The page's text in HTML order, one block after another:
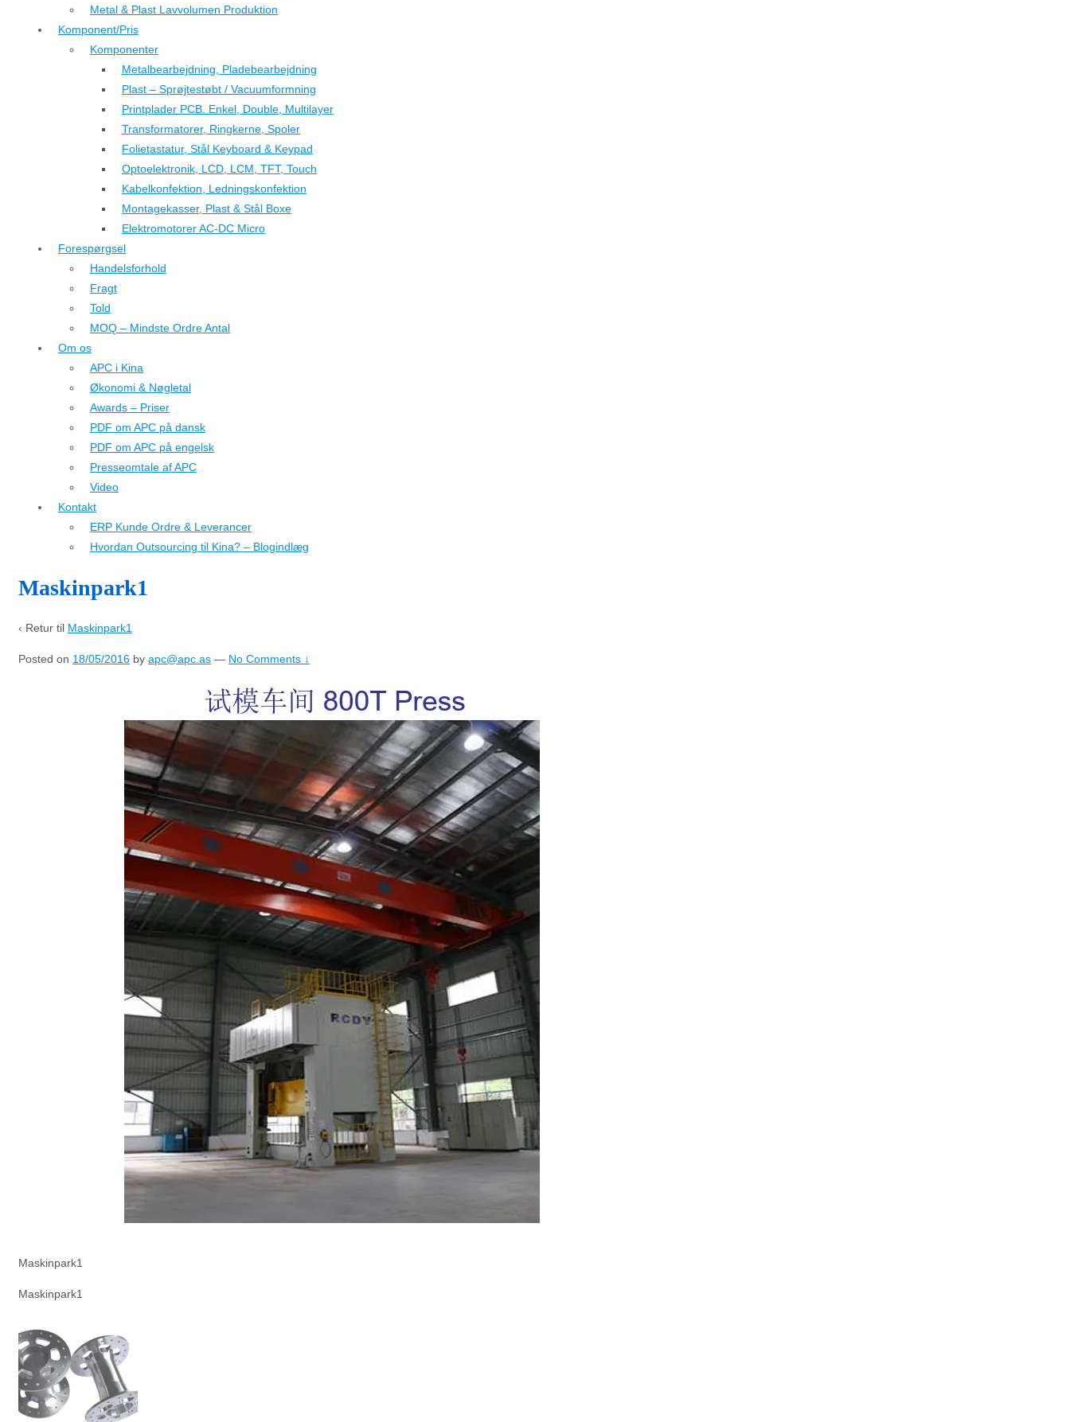
Metal & Plast Lavvolumen Produktion
Komponent/Pris
Komponenter
Metalbearbejdning, Pladebearbejdning
Plast – Sprøjtestøbt / Vacuumformning
Printplader PCB. Enkel, Double, Multilayer
Transformatorer, Ringkerne, Spoler
Folietastatur, Stål Keyboard & Keypad
Optoelektronik, LCD, LCM, TFT, Touch
Kabelkonfektion, Ledningskonfektion
Montagekasser, Plast & Stål Boxe
Elektromotorer AC-DC Micro
Forespørgsel
Handelsforhold
Fragt
Told
MOQ – Mindste Ordre Antal
Om os
APC i Kina
Økonomi & Nøgletal
Awards – Priser
PDF om APC på dansk
PDF om APC på engelsk
Presseomtale af APC
Video
Kontakt
ERP Kunde Ordre & Leverancer
Hvordan Outsourcing til Kina? – Blogindlæg
Maskinpark1
‹ Retur til Maskinpark1
Posted on 18/05/2016 by apc@apc.as — No Comments ↓
Maskinpark1
Maskinpark1